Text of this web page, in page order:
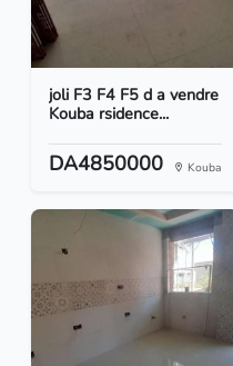
joli F3 F4 F5 d a vendre
Kouba rsidence...
DA4850000 Kouba